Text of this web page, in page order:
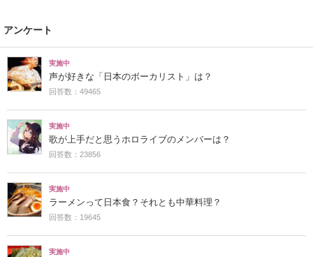
アンケート
実施中
声が好きな「日本のボーカリスト」は？
回答数：49465
実施中
歌が上手だと思うホロライブのメンバーは？
回答数：23856
実施中
ラーメンって日本食？それとも中華料理？
回答数：19645
実施中